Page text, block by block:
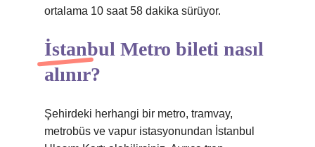
ortalama 10 saat 58 dakika sürüyor.
İstanbul Metro bileti nasıl
alınır?
Şehirdeki herhangi bir metro, tramvay,
metrobüs ve vapur istasyonundan İstanbul